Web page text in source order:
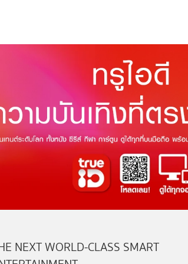
NEXT WORLD-CLASS SMART